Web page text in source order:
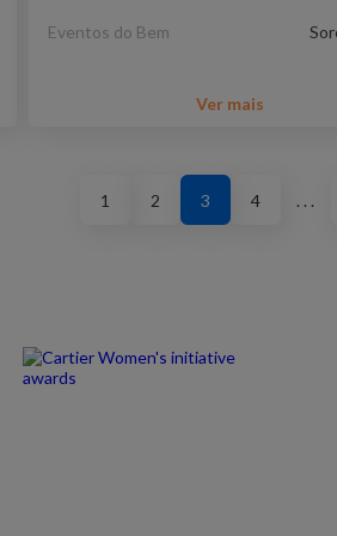
Eventos do Bem
Ver mais
1 2 3 4 . . .